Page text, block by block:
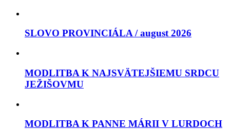
SLOVO PROVINCIÁLA / august 2026
MODLITBA K NAJSVÄTEJŠIEMU SRDCU
JEŽIŠOVMU
MODLITBA K PANNE MÁRII V LURDOCH